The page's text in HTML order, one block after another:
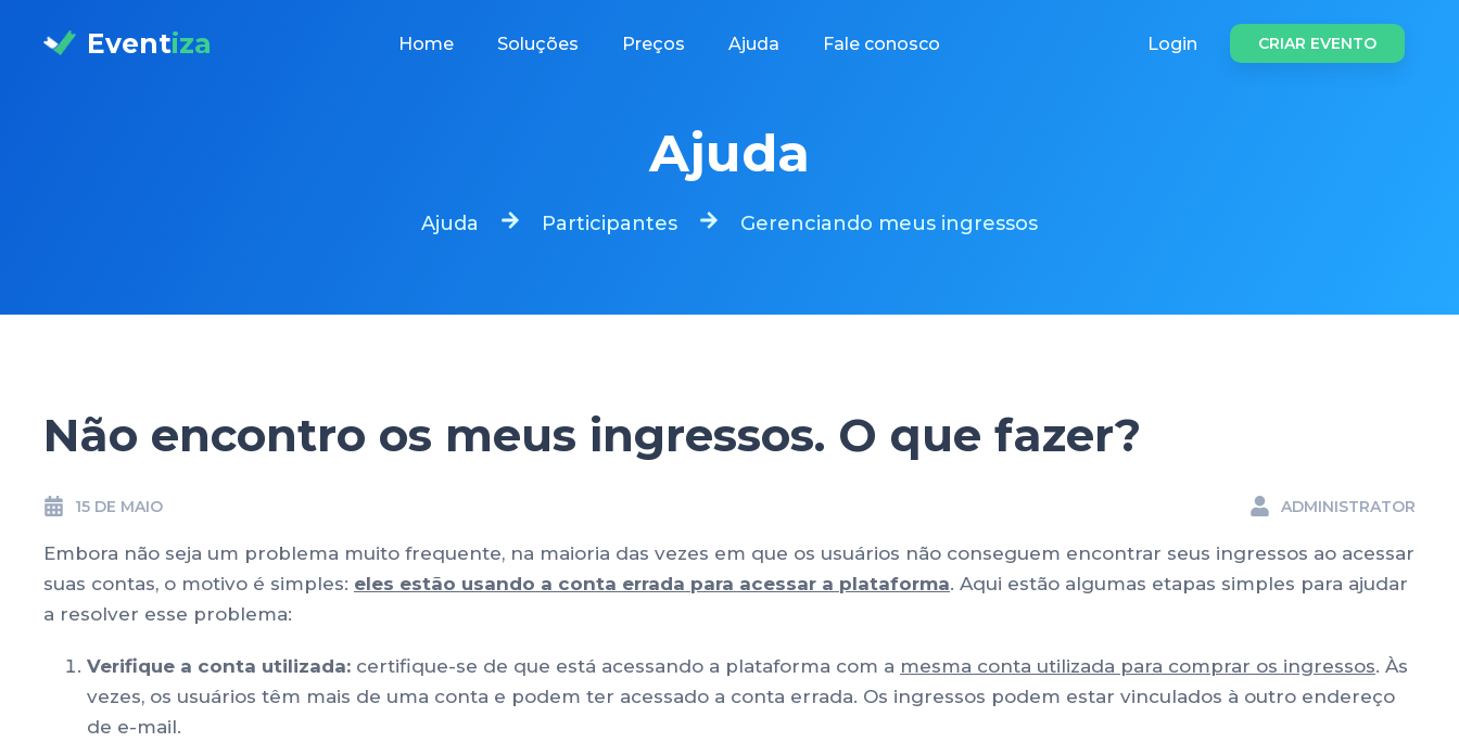
Eventiza Home Soluções Preços Ajuda Fale conosco Login CRIAR EVENTO
Ajuda
Ajuda Participantes Gerenciando meus ingressos
Não encontro os meus ingressos. O que fazer?
15 DE MAIO ADMINISTRATOR
Embora não seja um problema muito frequente, na maioria das vezes em que os usuários não conseguem encontrar seus ingressos ao acessar
suas contas, o motivo é simples: eles estão usando a conta errada para acessar a plataforma. Aqui estão algumas etapas simples para ajudar
a resolver esse problema:
Verifique a conta utilizada: certifique-se de que está acessando a plataforma com a mesma conta utilizada para comprar os ingressos. Às
vezes, os usuários têm mais de uma conta e podem ter acessado a conta errada. Os ingressos podem estar vinculados à outro endereço
de e-mail.